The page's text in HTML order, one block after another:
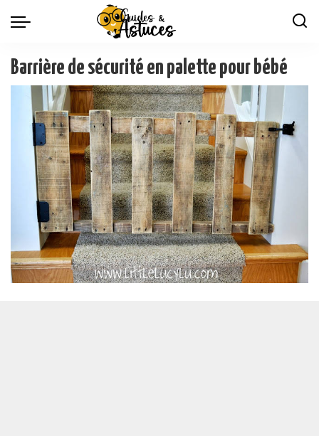
Barrière de sécurité en palette pour bébé